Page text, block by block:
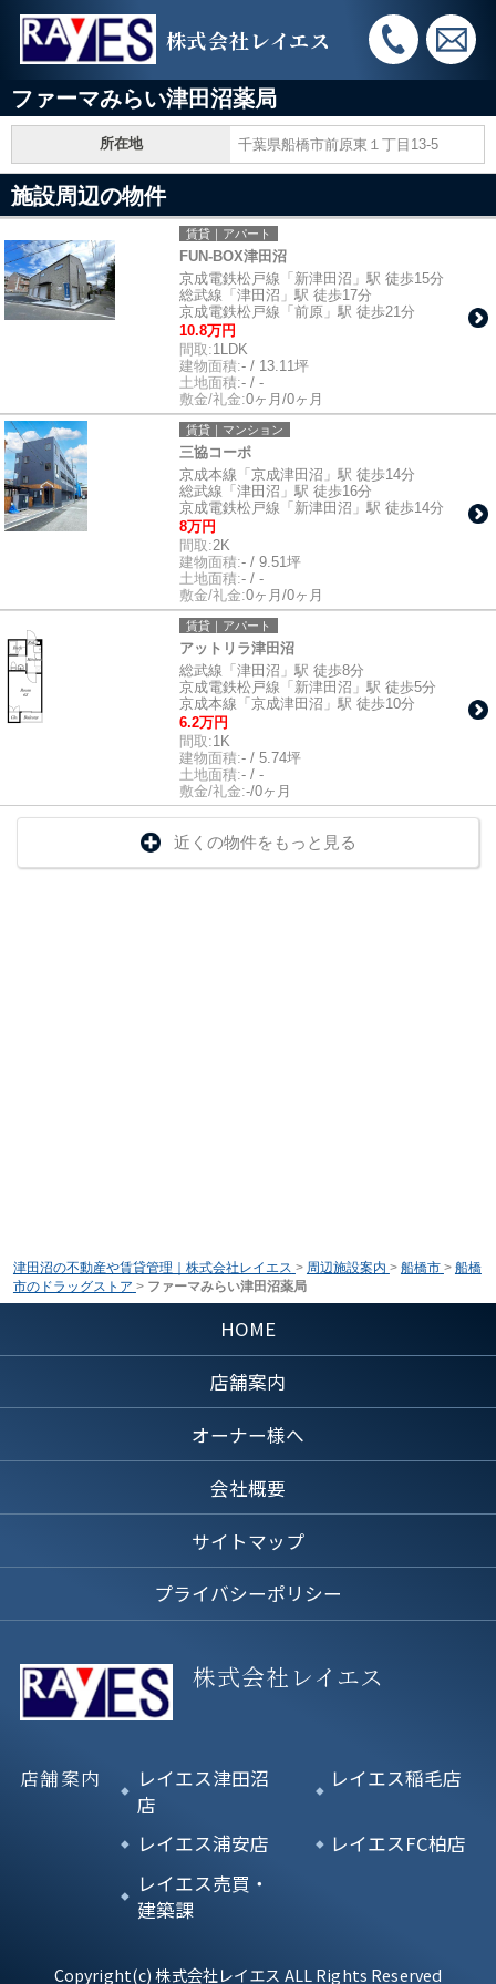
株式会社レイエス
ファーマみらい津田沼薬局
所在地 千葉県船橋市前原東１丁目13-5
施設周辺の物件
賃貸｜アパート
FUN-BOX津田沼
京成電鉄松戸線「新津田沼」駅 徒歩15分
総武線「津田沼」駅 徒歩17分
京成電鉄松戸線「前原」駅 徒歩21分
10.8万円
間取:1LDK
建物面積:- / 13.11坪
土地面積:- / -
敷金/礼金:0ヶ月/0ヶ月
賃貸｜マンション
三協コーポ
京成本線「京成津田沼」駅 徒歩14分
総武線「津田沼」駅 徒歩16分
京成電鉄松戸線「新津田沼」駅 徒歩14分
8万円
間取:2K
建物面積:- / 9.51坪
土地面積:- / -
敷金/礼金:0ヶ月/0ヶ月
賃貸｜アパート
アットリラ津田沼
総武線「津田沼」駅 徒歩8分
京成電鉄松戸線「新津田沼」駅 徒歩5分
京成本線「京成津田沼」駅 徒歩10分
6.2万円
間取:1K
建物面積:- / 5.74坪
土地面積:- / -
敷金/礼金:-/0ヶ月
近くの物件をもっと見る
津田沼の不動産や賃貸管理｜株式会社レイエス > 周辺施設案内 > 船橋市 > 船橋
市のドラッグストア > ファーマみらい津田沼薬局
HOME
店舗案内
オーナー様へ
会社概要
サイトマップ
プライバシーポリシー
株式会社レイエス
店舗案内
レイエス津田沼
店
レイエス稲毛店
レイエス浦安店
レイエスFC柏店
レイエス売買・
建築課
Copyright(c) 株式会社レイエス ALL Rights Reserved